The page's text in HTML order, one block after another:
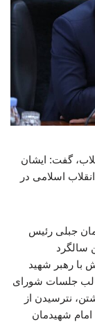
گفت: ایشان
اسلامی در
جبلی رئیس
سالگرد
با رهبر شهید
جلسات شورای
نترسیدن از
شهیدمان